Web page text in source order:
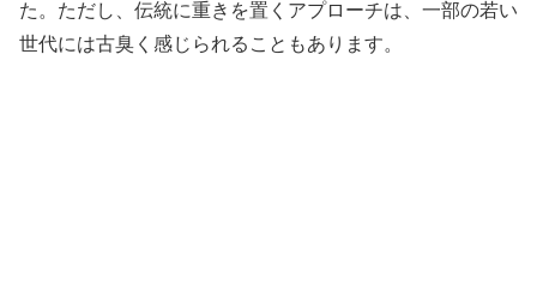
た。ただし、伝統に重きを置くアプローチは、一部の若い
世代には古臭く感じられることもあります。